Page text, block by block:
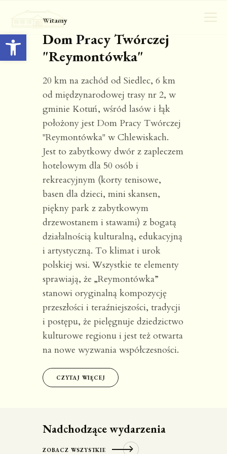
Otwórz pasek narzędzi
O NAS
AKTUALNOŚCI
WYDARZENIA
GALERIA
OFERTA
KONTAKT
BIP
Search for:
InstagramFacebookYouTube
Witamy
Dom Pracy Twórczej
"Reymontówka"
20 km na zachód od Siedlec, 6 km
od międzynarodowej trasy nr 2, w
gminie Kotuń, wśród lasów i łąk
położony jest Dom Pracy Twórczej
"Reymontówka" w Chlewiskach.
Jest to zabytkowy dwór z zapleczem
hotelowym dla 50 osób i
rekreacyjnym (korty tenisowe,
basen dla dzieci, mini skansen,
piękny park z zabytkowym
drzewostanem i stawami) z bogatą
działalnością kulturalną, edukacyjną
i artystyczną. To klimat i urok
polskiej wsi. Wszystkie te elementy
sprawiają, że „Reymontówka”
stanowi oryginalną kompozycję
przeszłości i teraźniejszości, tradycji
i postępu, że pielęgnuje dziedzictwo
kulturowe regionu i jest też otwarta
na nowe wyzwania współczesności.
CZYTAJ WIĘCEJ
Nadchodzące wydarzenia
ZOBACZ WSZYSTKIE